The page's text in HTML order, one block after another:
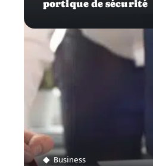
portique de sécurité
Business